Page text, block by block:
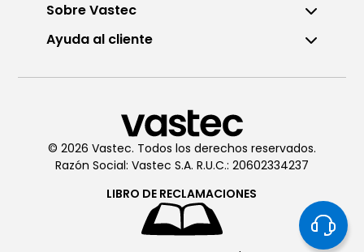
De Lunes a Viernes de 8:00am
a 6:00pm
Chatea conVastec
De Lunes a Viernes de 8:00am
a 6:00pm
Sobre Vastec
Ayuda al cliente
© 2026 Vastec. Todos los derechos reservados.
Razón Social: Vastec S.A. R.U.C.: 20602334237
LIBRO DE RECLAMACIONES